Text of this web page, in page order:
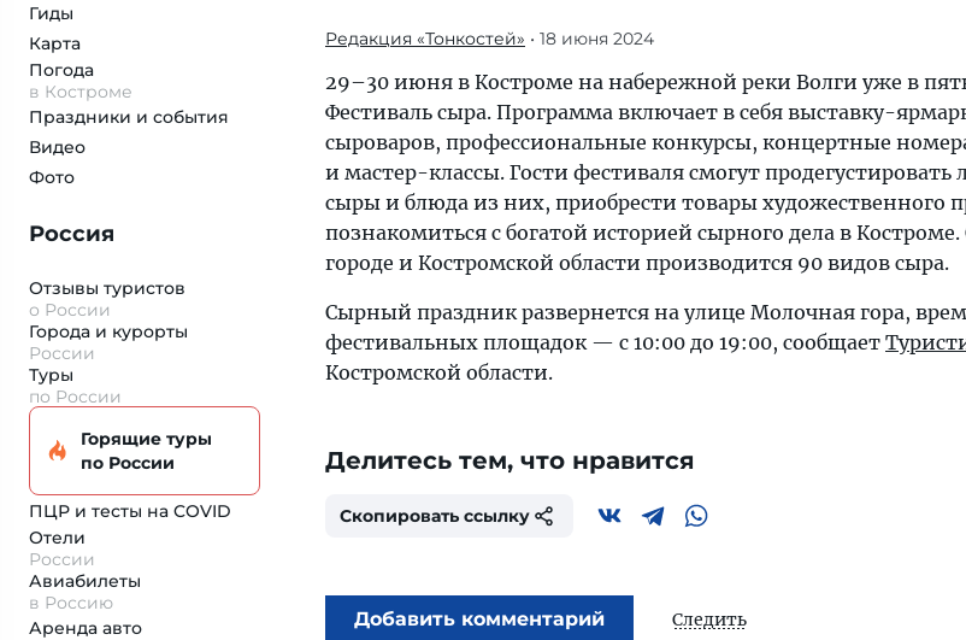
Гиды
Карта
Погода
в Костроме
Праздники и события
Видео
Фото
Россия
Отзывы туристов
о России
Города и курорты
России
Туры
по России
Горящие туры
по России
ПЦР и тесты на COVID
Отели
России
Авиабилеты
в Россию
Аренда авто
Редакция «Тонкостей» • 18 июня 2024
29–30 июня в Костроме на набережной реки Волги уже в
Фестиваль сыра. Программа включает в себя выставку-
сыроваров, профессиональные конкурсы, концертные
и мастер-классы. Гости фестиваля смогут продегустировать
сыры и блюда из них, приобрести товары художественного
познакомиться с богатой историей сырного дела в
городе и Костромской области производится 90 видов сыра.
Сырный праздник развернется на улице Молочная гора,
фестивальных площадок — с 10:00 до 19:00, сообщает
Костромской области.
Делитесь тем, что нравится
Скопировать ссылку
Добавить комментарий Следить